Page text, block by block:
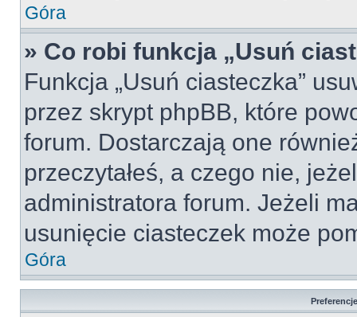
Góra
» Co robi funkcja „Usuń
Funkcja „Usuń ciasteczka”
przez skrypt phpBB, które
forum. Dostarczają one
przeczytałeś, a czego nie,
administratora forum. Jeżeli
usunięcie ciasteczek może
Góra